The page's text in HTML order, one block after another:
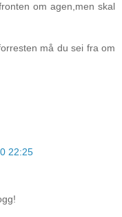
om agen,men skal
må du sei fra om
22:25